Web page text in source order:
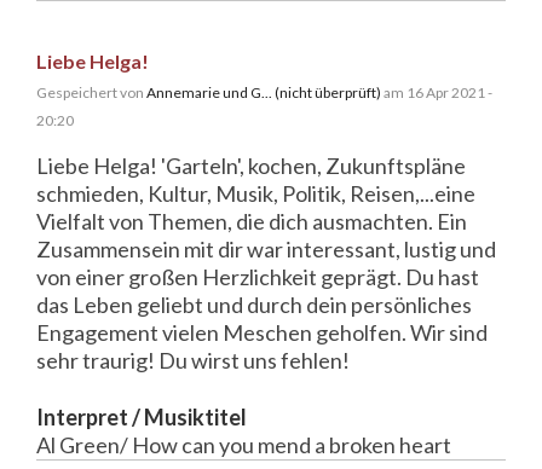
Liebe Helga!
Gespeichert von Annemarie und G... (nicht überprüft) am 16 Apr 2021 -
20:20
Liebe Helga! 'Garteln', kochen, Zukunftspläne
schmieden, Kultur, Musik, Politik, Reisen,...eine
Vielfalt von Themen, die dich ausmachten. Ein
Zusammensein mit dir war interessant, lustig und
von einer großen Herzlichkeit geprägt. Du hast
das Leben geliebt und durch dein persönliches
Engagement vielen Meschen geholfen. Wir sind
sehr traurig! Du wirst uns fehlen!
Interpret / Musiktitel
Al Green/ How can you mend a broken heart